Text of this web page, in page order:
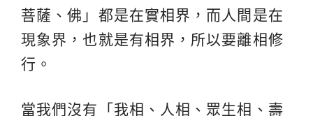
菩薩、佛」都是在實相界，而人間是在
現象界，也就是有相界，所以要離相修
行。
當我們沒有「我相、人相、眾生相、壽